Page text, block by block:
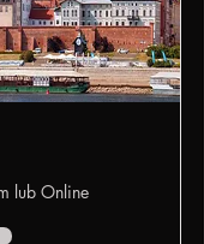
lub Online